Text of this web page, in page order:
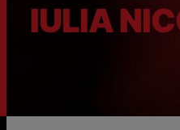
Antena
IULIA